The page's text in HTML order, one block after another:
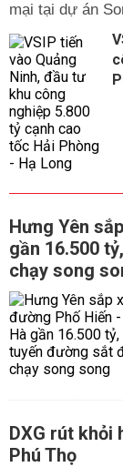
mại tại dự án
Hưng Yên
gần 16.500
chạy song
DXG rút khỏi
Phú Thọ